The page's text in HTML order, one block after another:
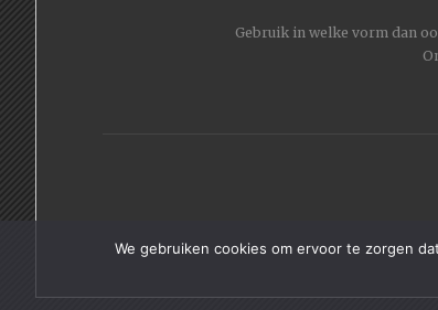
Gebruik in welke vorm dan
We gebruiken cookies om ervoor te zorgen